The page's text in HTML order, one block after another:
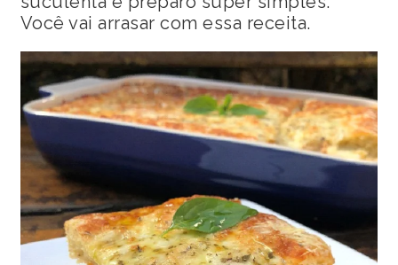
Você vai arrasar com essa receita.